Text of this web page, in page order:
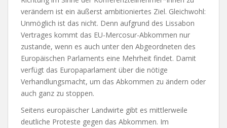
verändern ist ein äußerst ambitioniertes Ziel. Gleichwohl:
Unmöglich ist das nicht. Denn aufgrund des Lissabon
Vertrages kommt das EU-Mercosur-Abkommen nur
zustande, wenn es auch unter den Abgeordneten des
Europäischen Parlaments eine Mehrheit findet. Damit
verfügt das Europaparlament über die nötige
Verhandlungsmacht, um das Abkommen zu ändern oder
auch ganz zu stoppen.
Seitens europäischer Landwirte gibt es mittlerweile
deutliche Proteste gegen das Abkommen. Im